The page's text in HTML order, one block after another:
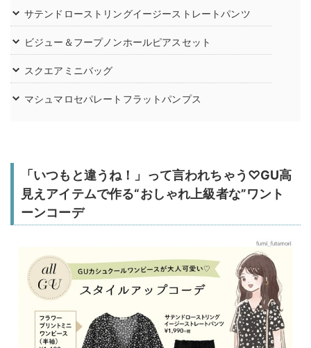
サテンドローストリングイージーストレートパンツ
ビジュー＆フープノンホールピアスセット
スクエアミニバッグ
マシュマロセパレートフラットパンプス
「いつもと違うね！」って言われちゃう♡GU高
見えアイテムで作る“おしゃれ上級者な”ワント
ーンコーデ